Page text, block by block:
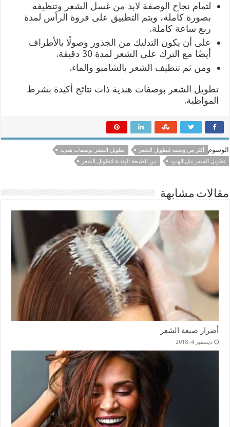
لتمام نجاح الوصفة لابد من غسل الشعر وتنظيفه
بصورة كاملة، ويتم التطبيق على فروة الرأس لمدة
ربع ساعة كاملة.
على أن يكون التدليك من الجذور وصولًا بالأطراف
أيضًا مع الترك على الشعر لمدة 30 دقيقة.
ومن ثم تنظيف الشعر بالشامبو والماء.
تطويل الشعر بوصفات هندية ذات نتائج أكيدة بشرط
المواظبة.
الوسوم أكثر من وصفة لتطويل الشعر
تطويل الشعر بوصفات هندية
تطويل الشعر مثل الهنود
من الطبيعة الهندية لتطويل الشعر
مقالات مشابهة
أضرار صبغة الشعر
ديسمبر 4, 2018